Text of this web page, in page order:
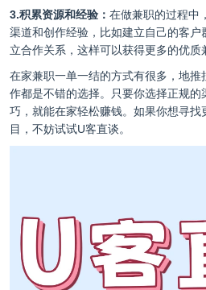
3.积累资源和经验： 在做兼职的过程中
渠道和创作经验，比如建立自己的客
立合作关系，这样可以获得更多的优质
在家兼职一单一结的方式有很多，地推
作都是不错的选择。只要你选择正规
巧，就能在家轻松赚钱。如果你想寻
目，不妨试试U客直谈。